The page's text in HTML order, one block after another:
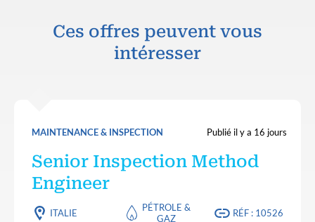
Ces offres peuvent vous
intéresser
MAINTENANCE & INSPECTION Publié il y a 16 jours
Senior Inspection Method
Engineer
ITALIE
PÉTROLE &
GAZ
RÉF : 10526